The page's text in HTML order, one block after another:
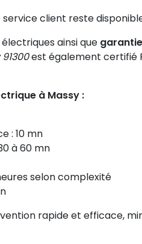
service client reste
ainsi que
est également certifié
à Massy :
: 10 mn
à 60 mn
selon complexité
rapide et efficace,